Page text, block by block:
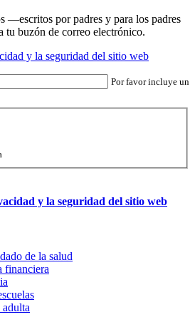
—escritos por padres y para los padres
buzón de correo electrónico.
y la seguridad del sitio web
Por favor incluye un
y la seguridad del sitio web
de la salud
financiera